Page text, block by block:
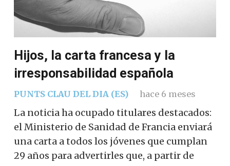
Hijos, la carta francesa y la
irresponsabilidad española
PUNTS CLAU DEL DIA (ES) hace 6 meses
La noticia ha ocupado titulares destacados:
el Ministerio de Sanidad de Francia enviará
una carta a todos los jóvenes que cumplan
29 años para advertirles que, a partir de